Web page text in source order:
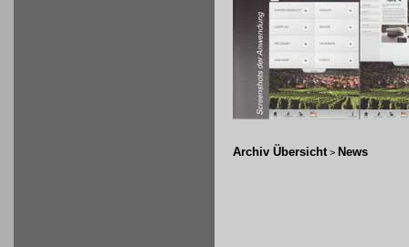
Archiv Übersicht > News